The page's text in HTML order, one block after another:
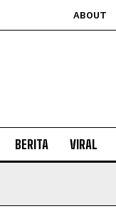
ABOUT
BERITA VIRAL